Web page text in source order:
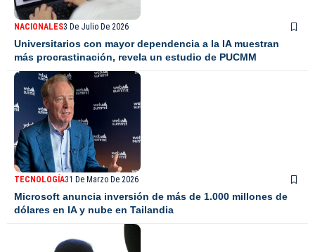
NACIONALES3 De Julio De 2026
Universitarios con mayor dependencia a la IA muestran
más procrastinación, revela un estudio de PUCMM
TECNOLOGÍA31 De Marzo De 2026
Microsoft anuncia inversión de más de 1.000 millones de
dólares en IA y nube en Tailandia